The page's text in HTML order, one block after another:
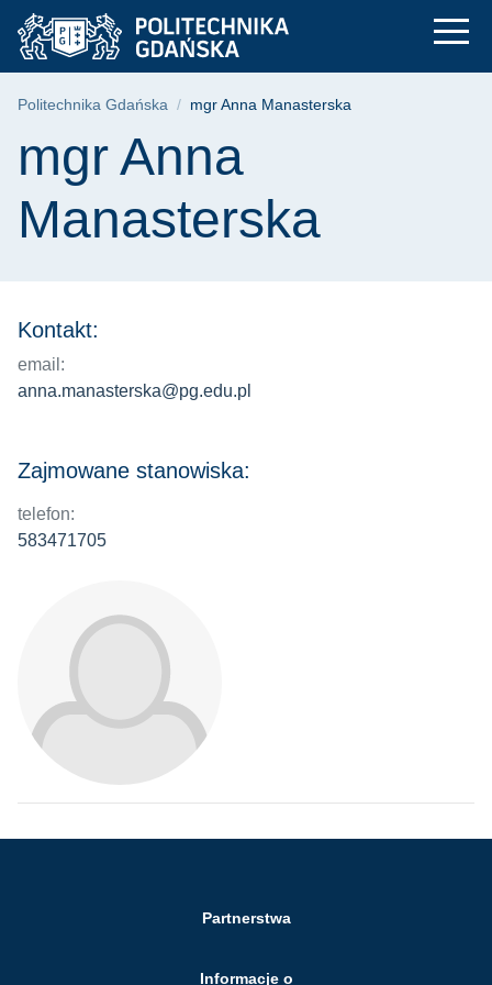
Przejdź
do
menu
Przejdź
do
wyszukiwarki
Przejdź
do
treści
mgr Anna
Ścieżka nawigacyjna
Politechnika Gdańska mgr Anna Manasterska
Treść strony
mgr Anna
Manasterska
Kontakt:
email:
anna.manasterska@pg.edu.pl
Zajmowane stanowiska:
telefon:
583471705
Partnerstwa
Informacje o